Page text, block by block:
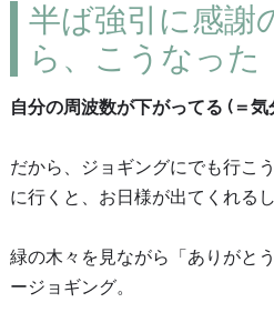
半ば強引に感謝
ら、こうなった
自分の周波数が下がってる (＝気
だから、ジョギングにでも行こ
に行くと、お日様が出てくれる
緑の木々を見ながら「ありがと
ージョギング。